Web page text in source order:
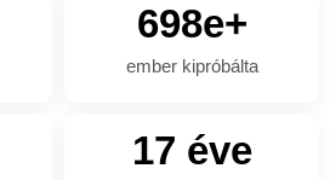
698e+
ember kipróbálta
17 éve